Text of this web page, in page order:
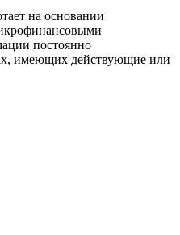
на основании
постоянно
имеющих действующие или